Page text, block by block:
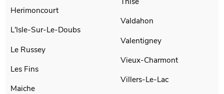
Herimoncourt
L'Isle-Sur-Le-Doubs
Le Russey
Les Fins
Maiche
Valdahon
Valentigney
Vieux-Charmont
Villers-Le-Lac